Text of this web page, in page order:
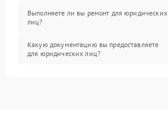
Выполняете ли вы ремонт для юридических
лиц?
Какую документацию вы предоставляете
для юридических лиц?